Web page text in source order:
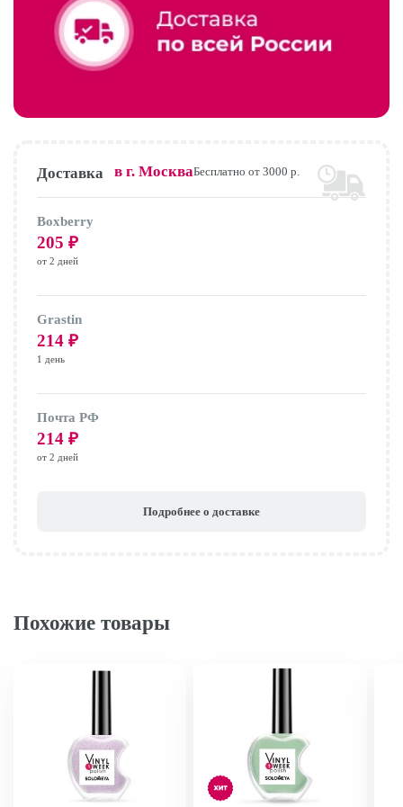
Доставка в г. МоскваБесплатно от 3000 р.
Boxberry
205 ₽
от 2 дней
Grastin
214 ₽
1 день
Почта РФ
214 ₽
от 2 дней
Подробнее о доставке
Похожие товары